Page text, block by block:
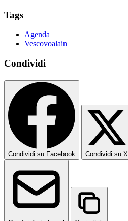
Tags
Agenda
Vescovoalain
Condividi
Condividi su Facebook Condividi su X